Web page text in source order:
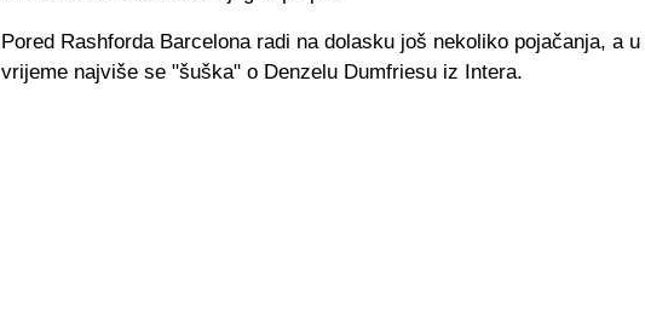
Pored Rashforda Barcelona radi na dolasku još nekoliko pojačanja, a
vrijeme najviše se "šuška" o Denzelu Dumfriesu iz Intera.